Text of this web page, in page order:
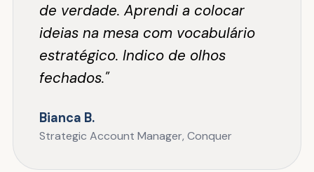
de verdade. Aprendi a colocar
ideias na mesa com vocabulário
estratégico. Indico de olhos
fechados."
Bianca B.
Strategic Account Manager, Conquer